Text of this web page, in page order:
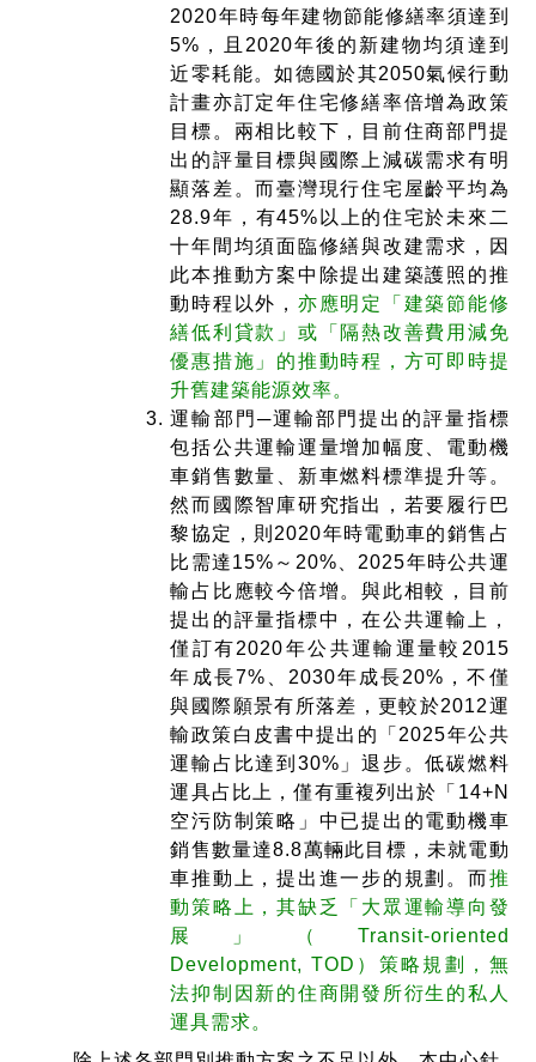
2020年時每年建物節能修繕率須達到
5%，且2020年後的新建物均須達到
近零耗能。如德國於其2050氣候行動
計畫亦訂定年住宅修繕率倍增為政策
目標。兩相比較下，目前住商部門提
出的評量目標與國際上減碳需求有明
顯落差。而臺灣現行住宅屋齡平均為
28.9年，有45%以上的住宅於未來二
十年間均須面臨修繕與改建需求，因
此本推動方案中除提出建築護照的推
動時程以外， 亦應明定「建築節能修
繕低利貸款」或「隔熱改善費用減免
優惠措施」的推動時程，方可即時提
升舊建築能源效率。
運輸部門─運輸部門提出的評量指標
包括公共運輸運量增加幅度、電動機
車銷售數量、新車燃料標準提升等。
然而國際智庫研究指出，若要履行巴
黎協定，則2020年時電動車的銷售占
比需達15%～20%、2025年時公共運
輸占比應較今倍增。與此相較，目前
提出的評量指標中，在公共運輸上，
僅訂有2020年公共運輸運量較2015
年成長7%、2030年成長20%，不僅
與國際願景有所落差，更較於2012運
輸政策白皮書中提出的「2025年公共
運輸占比達到30%」退步。低碳燃料
運具占比上，僅有重複列出於「14+N
空污防制策略」中已提出的電動機車
銷售數量達8.8萬輛此目標，未就電動
車推動上，提出進一步的規劃。而推
動策略上，其缺乏「大眾運輸導向發
展」（Transit-oriented
Development, TOD）策略規劃，無
法抑制因新的住商開發所衍生的私人
運具需求。